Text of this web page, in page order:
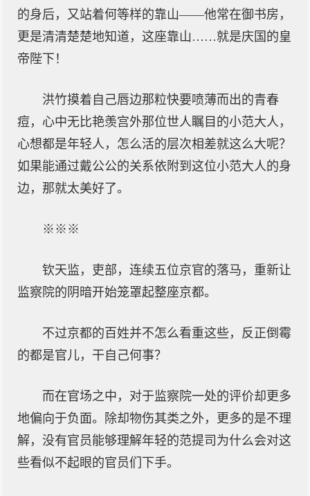
的身后，又站着何等样的靠山——他常在御书房，
更是清清楚楚地知道，这座靠山……就是庆国的皇
帝陛下！
洪竹摸着自己唇边那粒快要喷薄而出的青春
痘，心中无比艳羡宫外那位世人瞩目的小范大人，
心想都是年轻人，怎么活的层次相差就这么大呢？
如果能通过戴公公的关系依附到这位小范大人的身
边，那就太美好了。
※※※
钦天监，吏部，连续五位京官的落马，重新让
监察院的阴暗开始笼罩起整座京都。
不过京都的百姓并不怎么看重这些，反正倒霉
的都是官儿，干自己何事？
而在官场之中，对于监察院一处的评价却更多
地偏向于负面。除却物伤其类之外，更多的是不理
解，没有官员能够理解年轻的范提司为什么会对这
些看似不起眼的官员们下手。